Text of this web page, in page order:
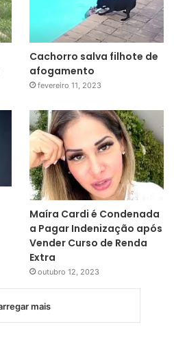
Cachorro salva filhote de
afogamento
fevereiro 11, 2023
Maíra Cardi é Condenada
a Pagar Indenização após
Vender Curso de Renda
Extra
outubro 12, 2023
mais